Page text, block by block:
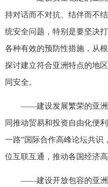
持对话而不对抗、结伴而不
统安全问题，特别是要坚决
各种有效的预防性措施，从
探讨建立符合亚洲特点的地
同安全。
——建设发展繁荣的亚洲
同推动贸易和投资自由化便
一路”国际合作高峰论坛共识
位互联互通，推动各国经济高
——建设开放包容的亚洲